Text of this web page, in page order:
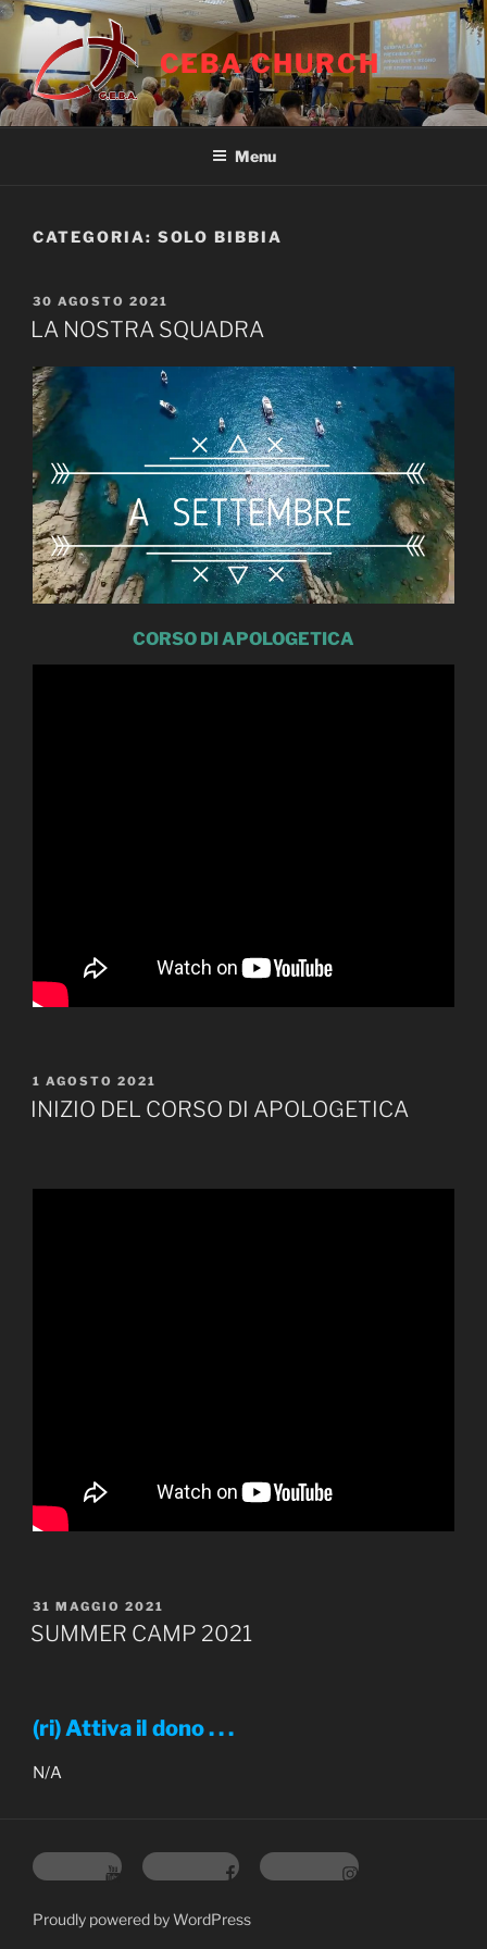
Salta
contenuto
CEBA CHURCH
Menu
CATEGORIA: SOLO BIBBIA
PUBBLICATO
IL
30 AGOSTO 2021
LA NOSTRA SQUADRA
CORSO DI APOLOGETICA
PUBBLICATO
IL
1 AGOSTO 2021
INIZIO DEL CORSO DI APOLOGETICA
PUBBLICATO
IL
31 MAGGIO 2021
SUMMER CAMP 2021
(ri) Attiva il dono . . .
N/A
You Tube Facebook Instagram
Proudly powered by WordPress